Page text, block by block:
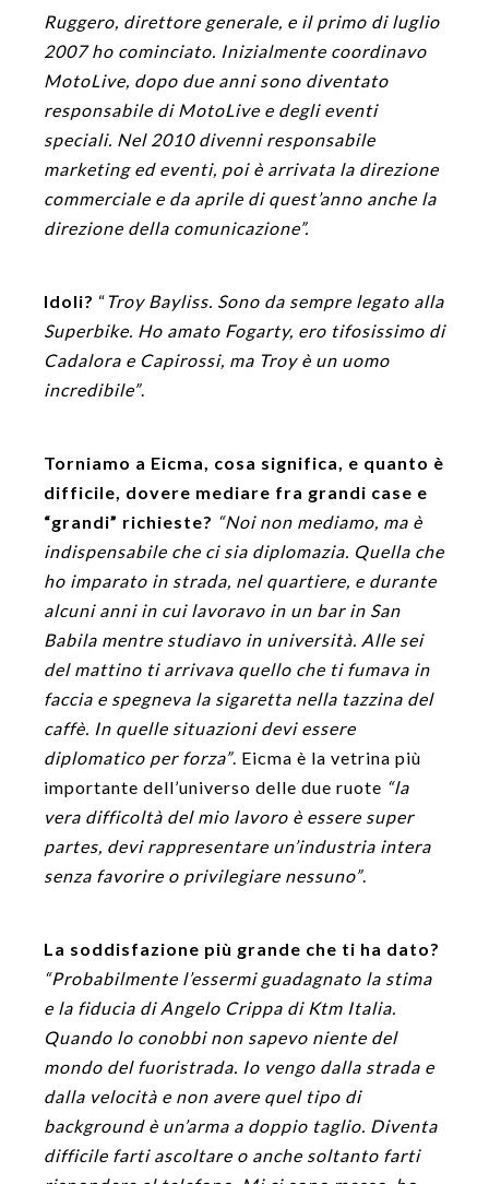
Ruggero, direttore generale, e il primo di luglio
2007 ho cominciato. Inizialmente coordinavo
MotoLive, dopo due anni sono diventato
responsabile di MotoLive e degli eventi
speciali. Nel 2010 divenni responsabile
marketing ed eventi, poi è arrivata la direzione
commerciale e da aprile di quest’anno anche la
direzione della comunicazione”.
Idoli? “Troy Bayliss. Sono da sempre legato alla
Superbike. Ho amato Fogarty, ero tifosissimo di
Cadalora e Capirossi, ma Troy è un uomo
incredibile”.
Torniamo a Eicma, cosa significa, e quanto è
difficile, dovere mediare fra grandi case e
“grandi” richieste? “Noi non mediamo, ma è
indispensabile che ci sia diplomazia. Quella che
ho imparato in strada, nel quartiere, e durante
alcuni anni in cui lavoravo in un bar in San
Babila mentre studiavo in università. Alle sei
del mattino ti arrivava quello che ti fumava in
faccia e spegneva la sigaretta nella tazzina del
caffè. In quelle situazioni devi essere
diplomatico per forza”. Eicma è la vetrina più
importante dell’universo delle due ruote “la
vera difficoltà del mio lavoro è essere super
partes, devi rappresentare un’industria intera
senza favorire o privilegiare nessuno”.
La soddisfazione più grande che ti ha dato?
“Probabilmente l’essermi guadagnato la stima
e la fiducia di Angelo Crippa di Ktm Italia.
Quando lo conobbi non sapevo niente del
mondo del fuoristrada. Io vengo dalla strada e
dalla velocità e non avere quel tipo di
background è un’arma a doppio taglio. Diventa
difficile farti ascoltare o anche soltanto farti